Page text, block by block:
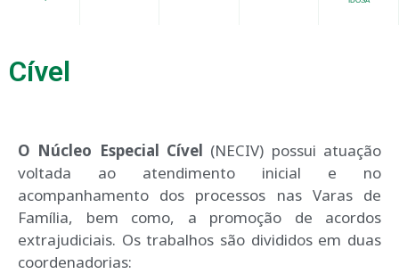
Cível
O Núcleo Especial Cível (NECIV) possui atuação
voltada ao atendimento inicial e no
acompanhamento dos processos nas Varas de
Família, bem como, a promoção de acordos
extrajudiciais. Os trabalhos são divididos em duas
coordenadorias: